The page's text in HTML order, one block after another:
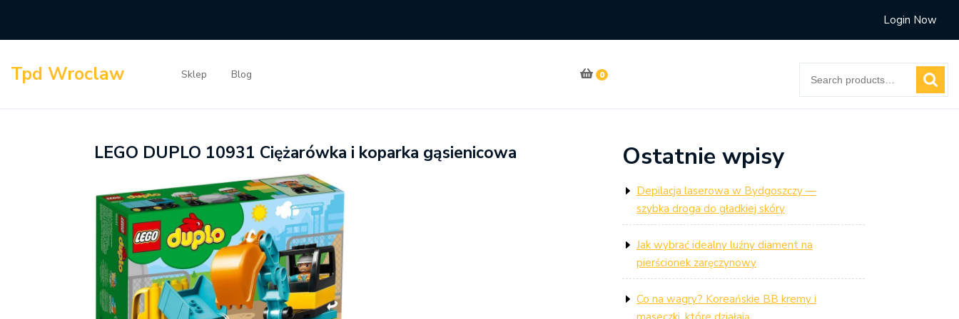
content
Login Now
Tpd Wroclaw Sklep Blog 0
for:
LEGO DUPLO 10931 Ciężarówka i koparka gąsienicowa Ostatnie wpisy
Depilacja laserowa w Bydgoszczy —
szybka droga do gładkiej skóry
Jak wybrać idealny luźny diament na
pierścionek zaręczynowy
Co na wagry? Koreańskie BB kremy i